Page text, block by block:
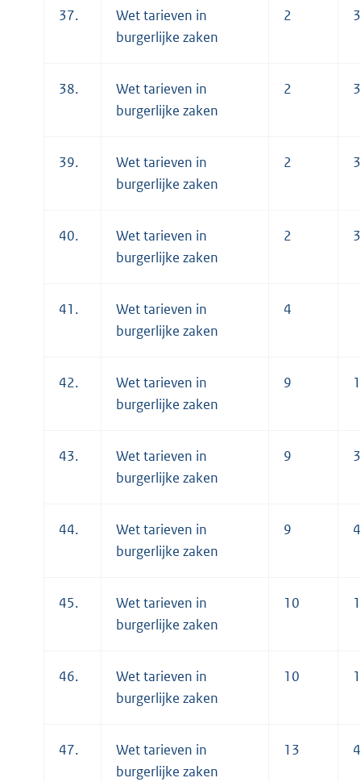
37.
Wet tarieven in
burgerlijke zaken
2 3
38.
Wet tarieven in
burgerlijke zaken
2 3
39.
Wet tarieven in
burgerlijke zaken
2 3
40.
Wet tarieven in
burgerlijke zaken
2 3
41.
Wet tarieven in
burgerlijke zaken
4
42.
Wet tarieven in
burgerlijke zaken
9 1
43.
Wet tarieven in
burgerlijke zaken
9 3
44.
Wet tarieven in
burgerlijke zaken
9 4
45.
Wet tarieven in
burgerlijke zaken
10 1
46.
Wet tarieven in
burgerlijke zaken
10 1
47.
Wet tarieven in
burgerlijke zaken
13 4